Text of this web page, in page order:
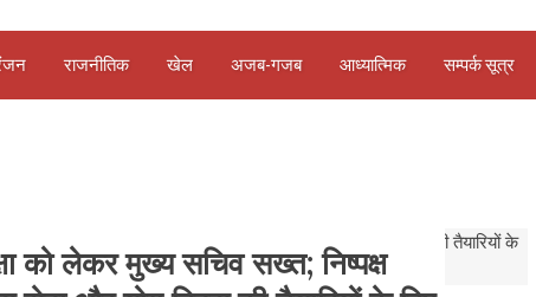
राजनीतिक खेल अजब-गजब आध्यात्मिक सम्पर्क सूत्र
को लेकर मुख्य सचिव सख्त; निष्पक्ष